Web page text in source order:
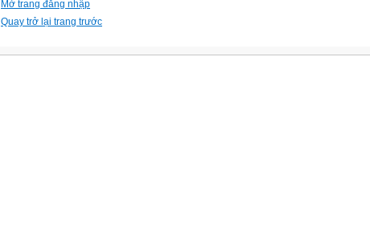
Mở trang đăng nhập
Quay trở lại trang trước